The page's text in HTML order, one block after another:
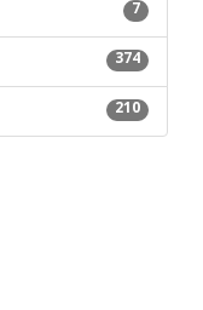
7
374
210